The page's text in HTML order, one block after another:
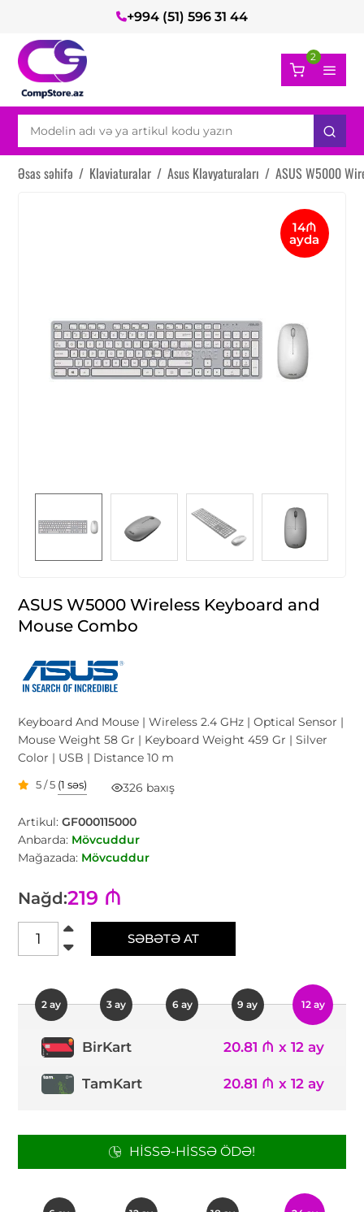
+994 (51) 596 31 44
2
Əsas səhifə / Klaviaturalar / Asus Klavyaturaları / ASUS W5000
14₼
ayda
ASUS W5000 Wireless Keyboard and
Mouse Combo
Keyboard And Mouse | Wireless 2.4 GHz | Optical Sensor |
Mouse Weight 58 Gr | Keyboard Weight 459 Gr | Silver
Color | USB | Distance 10 m
5 / 5 (1 səs) 326 baxış
Artikul:GF000115000
Anbarda: Mövcuddur
Mağazada: Mövcuddur
Nağd:219 ₼
SƏBƏTƏ AT
2 ay 3 ay 6 ay 9 ay 12 ay
BirKart 20.81 ₼ x 12 ay
TamKart 20.81 ₼ x 12 ay
HISSƏ-HISSƏ ÖDƏ!